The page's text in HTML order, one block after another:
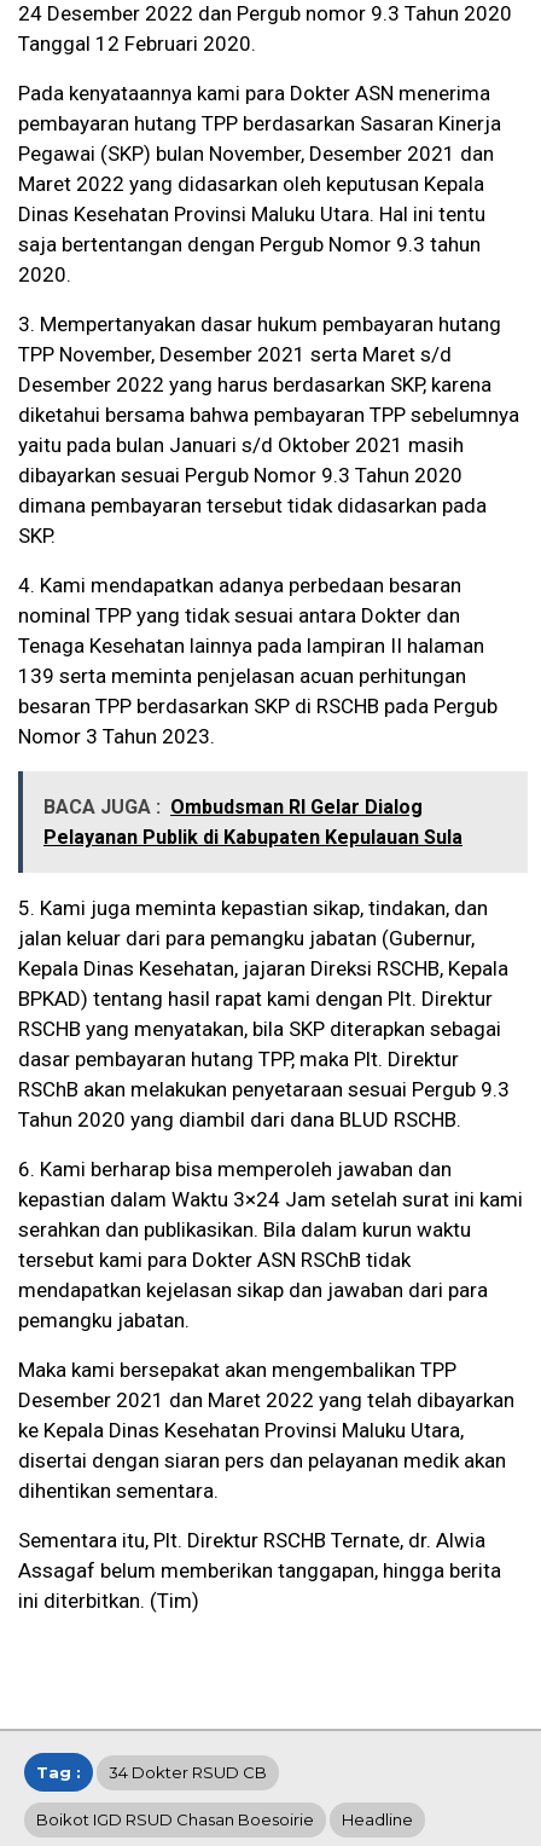
24 Desember 2022 dan Pergub nomor 9.3 Tahun 2020
Tanggal 12 Februari 2020.
Pada kenyataannya kami para Dokter ASN menerima
pembayaran hutang TPP berdasarkan Sasaran Kinerja
Pegawai (SKP) bulan November, Desember 2021 dan
Maret 2022 yang didasarkan oleh keputusan Kepala
Dinas Kesehatan Provinsi Maluku Utara. Hal ini tentu
saja bertentangan dengan Pergub Nomor 9.3 tahun
2020.
3. Mempertanyakan dasar hukum pembayaran hutang
TPP November, Desember 2021 serta Maret s/d
Desember 2022 yang harus berdasarkan SKP, karena
diketahui bersama bahwa pembayaran TPP sebelumnya
yaitu pada bulan Januari s/d Oktober 2021 masih
dibayarkan sesuai Pergub Nomor 9.3 Tahun 2020
dimana pembayaran tersebut tidak didasarkan pada
SKP.
4. Kami mendapatkan adanya perbedaan besaran
nominal TPP yang tidak sesuai antara Dokter dan
Tenaga Kesehatan lainnya pada lampiran II halaman
139 serta meminta penjelasan acuan perhitungan
besaran TPP berdasarkan SKP di RSCHB pada Pergub
Nomor 3 Tahun 2023.
BACA JUGA : Ombudsman RI Gelar Dialog
Pelayanan Publik di Kabupaten Kepulauan Sula
5. Kami juga meminta kepastian sikap, tindakan, dan
jalan keluar dari para pemangku jabatan (Gubernur,
Kepala Dinas Kesehatan, jajaran Direksi RSCHB, Kepala
BPKAD) tentang hasil rapat kami dengan Plt. Direktur
RSCHB yang menyatakan, bila SKP diterapkan sebagai
dasar pembayaran hutang TPP, maka Plt. Direktur
RSChB akan melakukan penyetaraan sesuai Pergub 9.3
Tahun 2020 yang diambil dari dana BLUD RSCHB.
6. Kami berharap bisa memperoleh jawaban dan
kepastian dalam Waktu 3×24 Jam setelah surat ini kami
serahkan dan publikasikan. Bila dalam kurun waktu
tersebut kami para Dokter ASN RSChB tidak
mendapatkan kejelasan sikap dan jawaban dari para
pemangku jabatan.
Maka kami bersepakat akan mengembalikan TPP
Desember 2021 dan Maret 2022 yang telah dibayarkan
ke Kepala Dinas Kesehatan Provinsi Maluku Utara,
disertai dengan siaran pers dan pelayanan medik akan
dihentikan sementara.
Sementara itu, Plt. Direktur RSCHB Ternate, dr. Alwia
Assagaf belum memberikan tanggapan, hingga berita
ini diterbitkan. (Tim)
Tag : 34 Dokter RSUD CB
Boikot IGD RSUD Chasan Boesoirie Headline